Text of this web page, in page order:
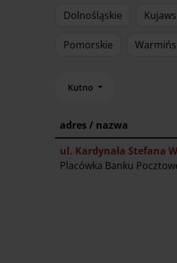
Dolnośląskie
Pomorskie
Kutno
adres / nazwa
ul. Kardynała Stefana
Placówka Banku